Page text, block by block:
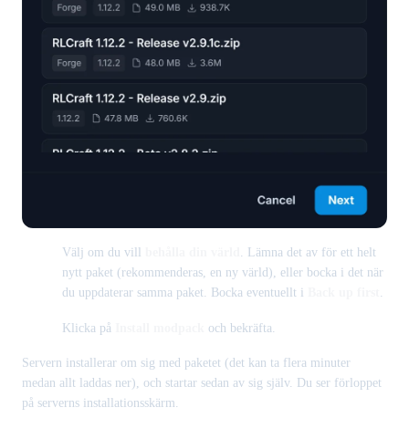
Välj om du vill
. Lämna det av för ett helt
nytt paket (rekommenderas, en ny värld), eller bocka i det när
du uppdaterar samma paket. Bocka eventuellt i
Klicka på och bekräfta.
Servern installerar om sig med paketet (det kan ta flera minuter
medan allt laddas ner), och startar sedan av sig själv. Du ser förloppet
på serverns installationsskärm.